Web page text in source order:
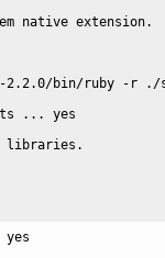
native extension.
-2.2.0/bin/ruby - r . /
... yes
libraries.
yes